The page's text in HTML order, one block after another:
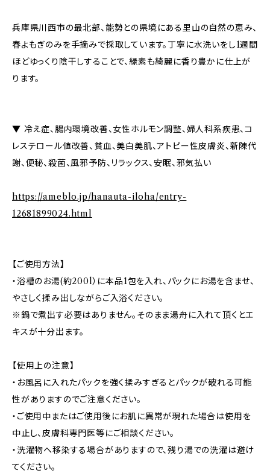
兵庫県川西市の最北部、能勢との県境にある里山の自然の恵み、
春よもぎのみを手摘みで採取しています。丁寧に水洗いをし1週間
ほどゆっくり陰干しすることで、緑素も綺麗に香り豊かに仕上が
ります。
▼ 冷え症、腸内環境改善、女性ホルモン調整、婦人科系疾患、コ
レステロール値改善、貧血、美白美肌、アトピー性皮膚炎、新陳代
謝、便秘、殺菌、風邪予防、リラックス、安眠、邪気払い
https://ameblo.jp/hanauta-iloha/entry-
12681899024.html
【ご使用方法】
・浴槽のお湯(約200l）に本品1包を入れ、パックにお湯を含ませ、
やさしく揉み出しながらご入浴ください。
※鍋で煮出す必要はありません。そのまま湯舟に入れて頂くとエ
キスが十分出ます。
【使用上の注意】
・お風呂に入れたパックを強く揉みすぎるとパックが破れる可能
性がありますのでご注意ください。
・ご使用中またはご使用後にお肌に異常が現れた場合は使用を
中止し、皮膚科専門医等にご相談ください。
・洗濯物へ移染する場合がありますので、残り湯での洗濯は避け
てください。